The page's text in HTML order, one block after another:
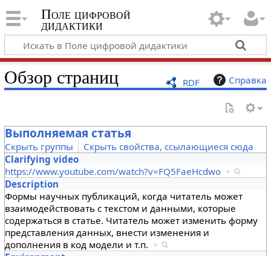
Поле цифровой
дидактики
RDF Справка
Обзор страниц
Выполняемая статья
Скрыть группы
Скрыть свойства, ссылающиеся сюда
Clarifying video
https://www.youtube.com/watch?v=FQ5FaeHcdwo +
Description
Формы научных публикаций, когда читатель может
взаимодействовать с текстом и данными, которые
содержаться в статье. Читатель может изменить форму
представления данных, внести изменения и
дополнения в код модели и т.п. +